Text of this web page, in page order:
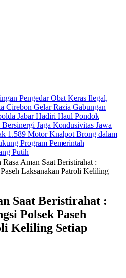
Pengedar Obat Keras Ilegal,
Cirebon Gelar Razia Gabungan
Jabar Hadiri Haul Pondok
Jaga Kondusivitas Jawa
1.589 Motor Knalpot Brong dalam
Program Pemerintah
Putih
Rasa Aman Saat Beristirahat :
Laksanakan Patroli Keliling
Saat Beristirahat :
Polsek Paseh
Keliling Setiap